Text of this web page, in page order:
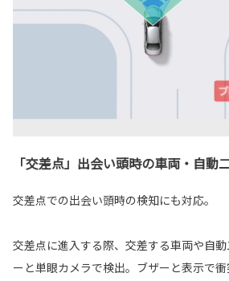
「交差点」出会い頭時の車両・自動
交差点での出会い頭時の検知にも対応。
交差点に進入する際、交差する車両や自
ーと単眼カメラで検出。ブザーと表示で